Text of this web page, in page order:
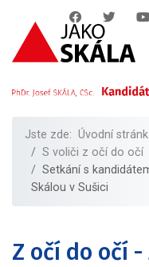
Jste zde: Úvodní
S voliči z očí do očí
Setkání s
Skálou v Sušici
Z očí do očí